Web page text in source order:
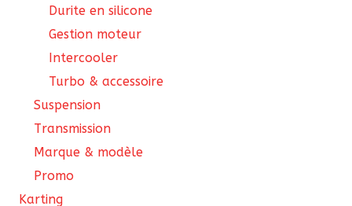
Durite en silicone
Gestion moteur
Intercooler
Turbo & accessoire
Suspension
Transmission
Marque & modèle
Promo
Karting